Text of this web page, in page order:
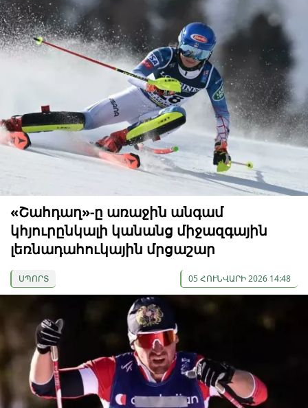
«Շահդաղ»-ը առաջին անգամ
կհյուրընկալի կանանց միջազգային
լեռնադահուկային մրցաշար
ՍՊՈՐՏ 05 ՀՈՒՆՎԱՐԻ 2026 14:48